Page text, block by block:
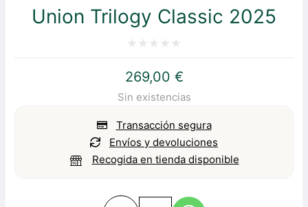
Union Trilogy Classic 2025
con
0
de
5
269,00 €
Sin existencias
Transacción segura
Envíos y devoluciones
Recogida en tienda disponible